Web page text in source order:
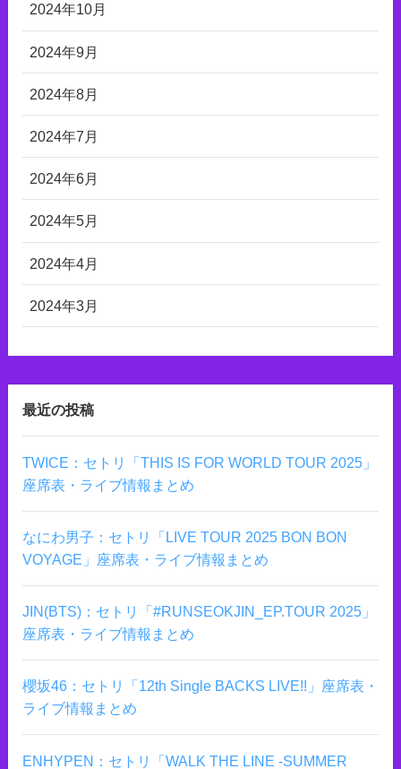
2024年10月
2024年9月
2024年8月
2024年7月
2024年6月
2024年5月
2024年4月
2024年3月
最近の投稿
TWICE：セトリ「THIS IS FOR WORLD TOUR 2025」
座席表・ライブ情報まとめ
なにわ男子：セトリ「LIVE TOUR 2025 BON BON
VOYAGE」座席表・ライブ情報まとめ
JIN(BTS)：セトリ「#RUNSEOKJIN_EP.TOUR 2025」
座席表・ライブ情報まとめ
櫻坂46：セトリ「12th Single BACKS LIVE!!」座席表・
ライブ情報まとめ
ENHYPEN：セトリ「WALK THE LINE -SUMMER